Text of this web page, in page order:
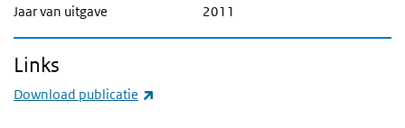
Jaar van uitgave 2011
Links
Download publicatie